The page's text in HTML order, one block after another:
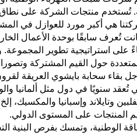
تُستخدم منتجات الشركة على
تُعرف سابقًا بوحدة الأعمال
الكهربائية، أنشأت شركة تجارة دولية في عام 2021 بناءً على
حول القيم المشتركة
سحابة بايشوي العريقة
سنويًا في دول مثل ألمانيا
وتايلاند وإسبانيا والمكسيك،
المنتجات على المستوى الدولي.
الوطنية، وتمسك بفرص البنية